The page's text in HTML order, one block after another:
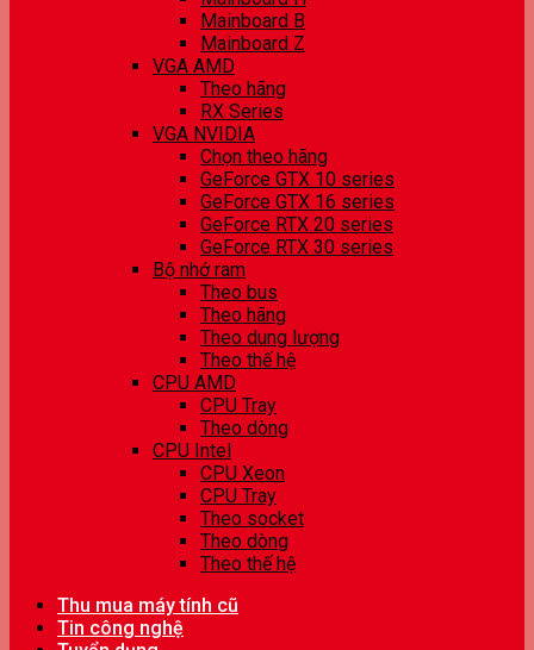
Mainboard B
Mainboard Z
VGA AMD
Theo hãng
RX Series
VGA NVIDIA
Chọn theo hãng
GeForce GTX 10 series
GeForce GTX 16 series
GeForce RTX 20 series
GeForce RTX 30 series
Bộ nhớ ram
Theo bus
Theo hãng
Theo dung lượng
Theo thế hệ
CPU AMD
CPU Tray
Theo dòng
CPU Intel
CPU Xeon
CPU Tray
Theo socket
Theo dòng
Theo thế hệ
Thu mua máy tính cũ
Tin công nghệ